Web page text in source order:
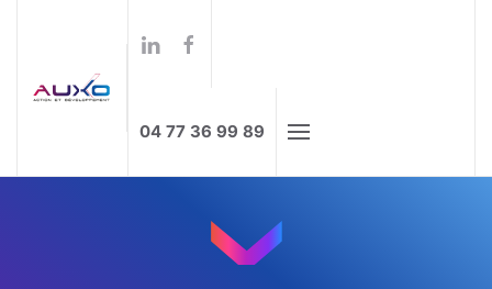
Skip to main content
04 77 36 99 89